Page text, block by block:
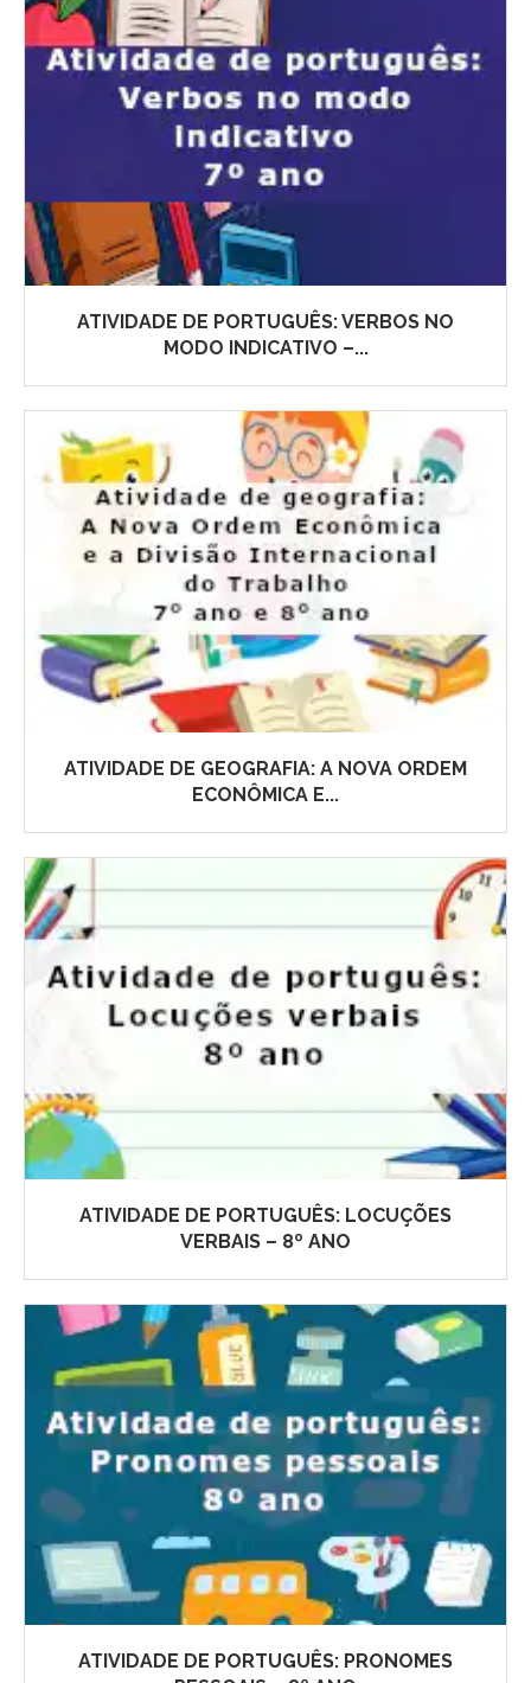
ATIVIDADE DE PORTUGUÊS: VERBOS NO
MODO INDICATIVO –...
ATIVIDADE DE GEOGRAFIA: A NOVA ORDEM
ECONÔMICA E...
ATIVIDADE DE PORTUGUÊS: LOCUÇÕES
VERBAIS – 8º ANO
ATIVIDADE DE PORTUGUÊS: PRONOMES